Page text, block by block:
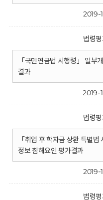
2019-
법령
「국민연금법 시행령」 일부
결과
2019-
법령
「취업 후 학자금 상환 특별
정보 침해요인 평가결과
2019-
법령